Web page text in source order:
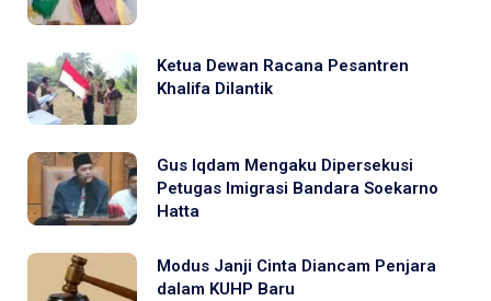
Ketua Dewan Racana Pesantren
Khalifa Dilantik
Gus Iqdam Mengaku Dipersekusi
Petugas Imigrasi Bandara Soekarno
Hatta
Modus Janji Cinta Diancam Penjara
dalam KUHP Baru